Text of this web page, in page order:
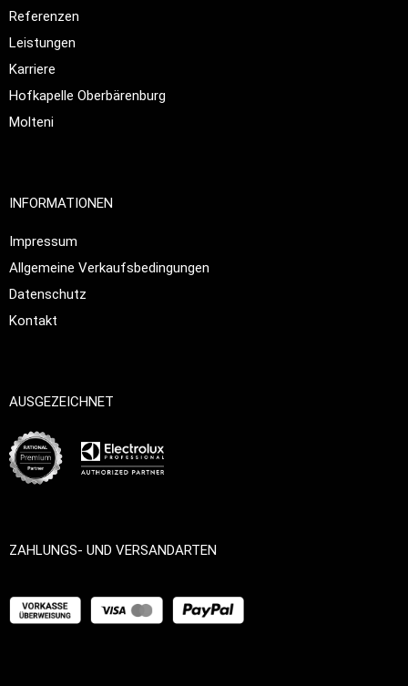
Referenzen
Leistungen
Karriere
Hofkapelle Oberbärenburg
Molteni
INFORMATIONEN
Impressum
Allgemeine Verkaufsbedingungen
Datenschutz
Kontakt
AUSGEZEICHNET
ZAHLUNGS- UND VERSANDARTEN